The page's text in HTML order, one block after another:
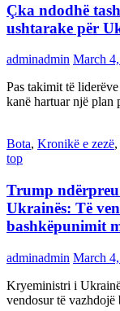
Çka ndodhë
ushtarake për
adminadmin March
Pas takimit të
kanë hartuar një
Bota, Kronikë e zezë,
top
Trump
Ukrainës: Të
bashkëpunimit
adminadmin March
Kryeministri i
vendosur të